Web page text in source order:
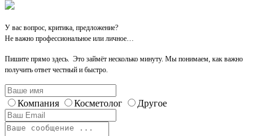
У вас вопрос, критика, предложение?
Не важно профессиональное или личное…
Пишите прямо здесь. Это займёт несколько минуту. Мы понимаем, как важно
получить ответ честный и быстро.
Компания Косметолог Другое